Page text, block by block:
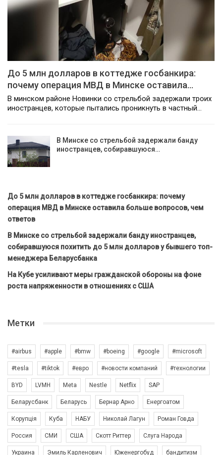
До 5 млн долларов в коттедже госбанкира:
почему операция МВД в Минске оставила…
В минском районе Новинки со стрельбой задержали троих
иностранцев, которые пытались проникнуть в частный…
В Минске со стрельбой задержали банду
иностранцев, собиравшуюся…
До 5 млн долларов в коттедже госбанкира: почему
операция МВД в Минске оставила больше вопросов, чем
ответов
В Минске со стрельбой задержали банду иностранцев,
собиравшуюся похитить до 5 млн долларов у бывшего топ-
менеджера Беларусбанка
На Кубе усиливают меры гражданской обороны на фоне
роста напряженности в отношениях с США
Метки
#airbus #apple #bmw #boeing #google #microsoft
#tesla #tiktok #евро #новости компаний #технологии
BYD LVMH Meta Nestle Netflix SAP
Беларусбанк Беларусь Бернар Арно Енергоатом
Корупція Куба НАБУ Николай Лагун Роман Говда
Россия СМИ США Скотт Риттер Слуга Народа
Украина Эмиль Карленович Юженергобуд бандитизм